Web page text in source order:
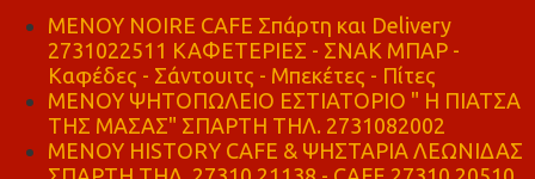
MENOY NOIRE CAFE Σπάρτη και Delivery
2731022511 ΚΑΦΕΤΕΡΙΕΣ - ΣΝΑΚ ΜΠΑΡ -
Καφέδες - Σάντουιτς - Μπεκέτες - Πίτες
ΜΕΝΟΥ ΨΗΤΟΠΩΛΕΙΟ ΕΣΤΙΑΤΟΡΙΟ " Η ΠΙΑΤΣΑ
ΤΗΣ ΜΑΣΑΣ" ΣΠΑΡΤΗ ΤΗΛ. 2731082002
ΜΕΝΟΥ HISTORY CAFE & ΨΗΣΤΑΡΙΑ ΛΕΩΝΙΔΑΣ